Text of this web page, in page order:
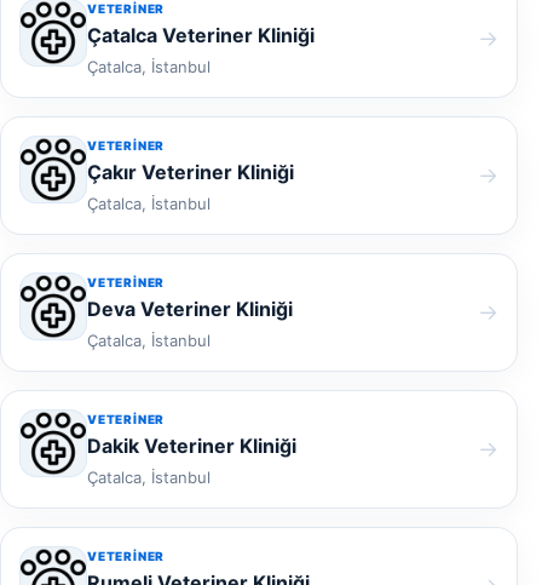
VETERINER
Çatalca Veteriner Kliniği
Çatalca, İstanbul
→
VETERINER
Çakır Veteriner Kliniği
Çatalca, İstanbul
→
VETERINER
Deva Veteriner Kliniği
Çatalca, İstanbul
→
VETERINER
Dakik Veteriner Kliniği
Çatalca, İstanbul
→
VETERINER